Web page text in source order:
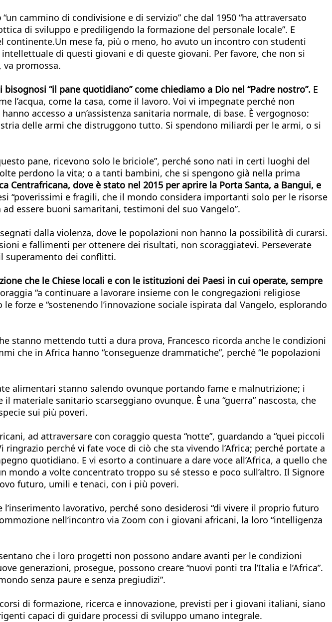
“un cammino di condivisione e di servizio” che dal 1950 “ha attraversato
di sviluppo e prediligendo la formazione del personale locale”. E
mese fa, più o meno, ho avuto un incontro con studenti
di questi giovani e di queste giovani. Per favore, che non si
va promossa.
“il pane quotidiano” come chiediamo a Dio nel “Padre nostro”. E
l’acqua, come la casa, come il lavoro. Voi vi impegnate perché non
accesso a un’assistenza sanitaria normale, di base. È vergognoso:
delle armi che distruggono tutto. Si spendono miliardi per le armi, o si
pane, ricevono solo le briciole”, perché sono nati in certi luoghi del
perdono la vita; o a tanti bambini, che si spengono già nella prima
Centrafricana, dove è stato nel 2015 per aprire la Porta Santa, a Bangui, e
“poverissimi e fragili, che il mondo considera importanti solo per le risorse
essere buoni samaritani, testimoni del suo Vangelo”.
dalla violenza, dove le popolazioni non hanno la possibilità di curarsi.
e fallimenti per ottenere dei risultati, non scoraggiatevi. Perseverate
superamento dei conflitti.
che le Chiese locali e con le istituzioni dei Paesi in cui operate, sempre
“a continuare a lavorare insieme con le congregazioni religiose
forze e “sostenendo l’innovazione sociale ispirata dal Vangelo, esplorando
stanno mettendo tutti a dura prova, Francesco ricorda anche le condizioni
che in Africa hanno “conseguenze drammatiche”, perché “le popolazioni
alimentari stanno salendo ovunque portando fame e malnutrizione; i
sanitario scarseggiano ovunque. È una “guerra” nascosta, che
sui più poveri.
ad attraversare con coraggio questa “notte”, guardando a “quei piccoli
perché vi fate voce di ciò che sta vivendo l’Africa; perché portate a
quotidiano. E vi esorto a continuare a dare voce all’Africa, a quello che
mondo a volte concentrato troppo su sé stesso e poco sull’altro. Il Signore
futuro, umili e tenaci, con i più poveri.
l’inserimento lavorativo, perché sono desiderosi “di vivere il proprio futuro
nell’incontro via Zoom con i giovani africani, la loro “intelligenza
che i loro progetti non possono andare avanti per le condizioni
generazioni, prosegue, possono creare “nuovi ponti tra l’Italia e l’Africa”.
senza paure e senza pregiudizi”.
di formazione, ricerca e innovazione, previsti per i giovani italiani, siano
capaci di guidare processi di sviluppo umano integrale.